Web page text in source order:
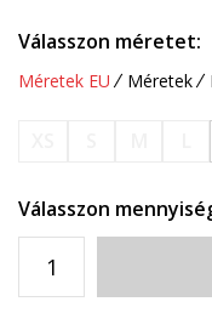
Válasszon méretet:
Méretek EU Méretek
Válasszon